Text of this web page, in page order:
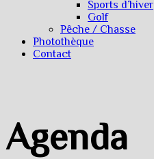
Sports d’hiver
Golf
Pêche / Chasse
Photothèque
Contact
Agenda